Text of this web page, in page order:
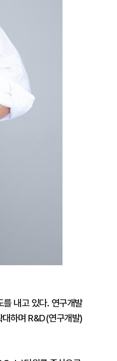
내고 있다. 연구개발
하며 R&D(연구개발)